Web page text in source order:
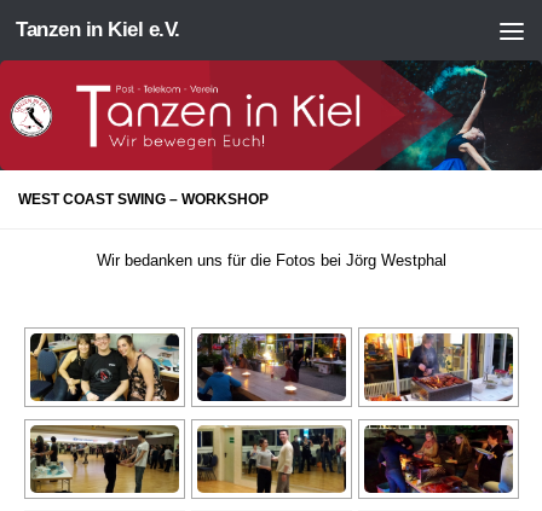
Zum Inhalt springen
Tanzen in Kiel e.V.
WEST COAST SWING – WORKSHOP
Wir bedanken uns für die Fotos bei Jörg Westphal